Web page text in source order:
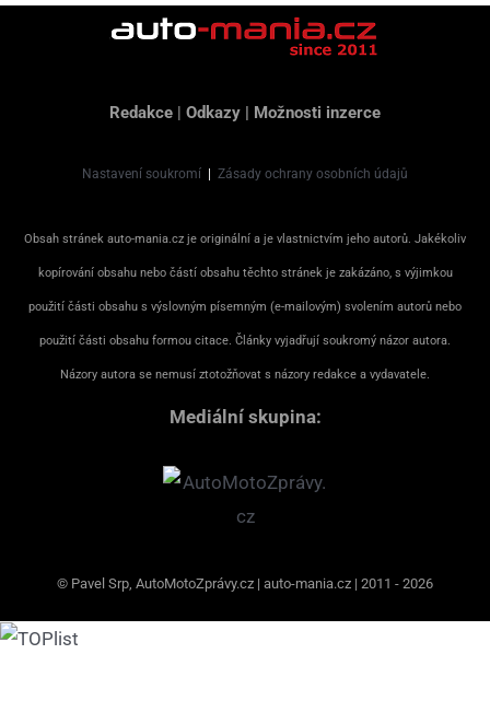
Redakce Odkazy Možnosti inzerce
Nastavení soukromí | Zásady ochrany osobních údajů
Obsah stránek auto-mania.cz je originální a je vlastnictvím jeho autorů. Jakékoliv
kopírování obsahu nebo částí obsahu těchto stránek je zakázáno, s výjimkou
použití části obsahu s výslovným písemným (e-mailovým) svolením autorů nebo
použití části obsahu formou citace. Články vyjadřují soukromý názor autora.
Názory autora se nemusí ztotožňovat s názory redakce a vydavatele.
Mediální skupina:
© Pavel Srp, AutoMotoZprávy.cz | auto-mania.cz | 2011 - 2026